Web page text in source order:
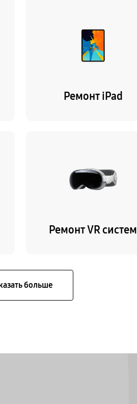
Ремонт iPad
Ремонт VR систем